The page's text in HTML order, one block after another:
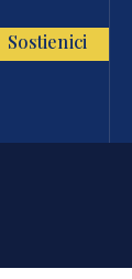
Sostienici